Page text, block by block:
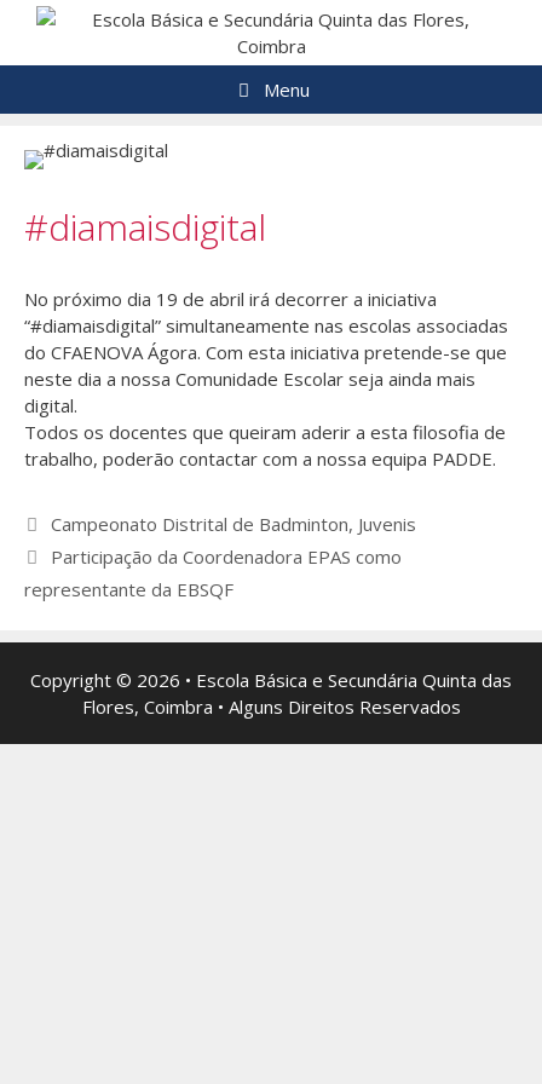
Saltar
o
Menu
#diamaisdigital
No próximo dia 19 de abril irá decorrer a iniciativa
“#diamaisdigital” simultaneamente nas escolas associadas
do CFAENOVA Ágora. Com esta iniciativa pretende-se que
neste dia a nossa Comunidade Escolar seja ainda mais
digital.
Todos os docentes que queiram aderir a esta filosofia de
trabalho, poderão contactar com a nossa equipa PADDE.
Navegação
de
Campeonato Distrital de Badminton, Juvenis
Participação da Coordenadora EPAS como
representante da EBSQF
Copyright © 2026 • Escola Básica e Secundária Quinta das
Flores, Coimbra • Alguns Direitos Reservados